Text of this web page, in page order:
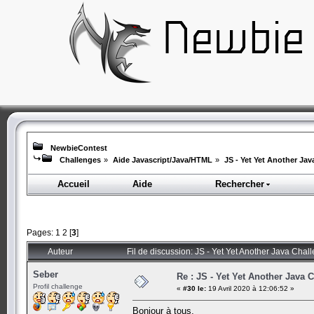
NewbieContest
Challenges » Aide Javascript/Java/HTML » JS - Yet Yet Another
Accueil Aide Rechercher
Pages: 1 2 [3]
Auteur Fil de discussion: JS - Yet Yet Another Java
Seber
Profil challenge
Re : JS - Yet Yet Another Java
« #30 le: 19 Avril 2020 à 12:06:52 »
Bonjour à tous,